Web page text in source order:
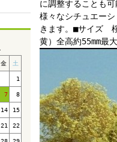
金 土
1
7 8
14 15
21 22
に調整することも
様々なシチュエー
きます。■サイズ
黄）全高約55mm最